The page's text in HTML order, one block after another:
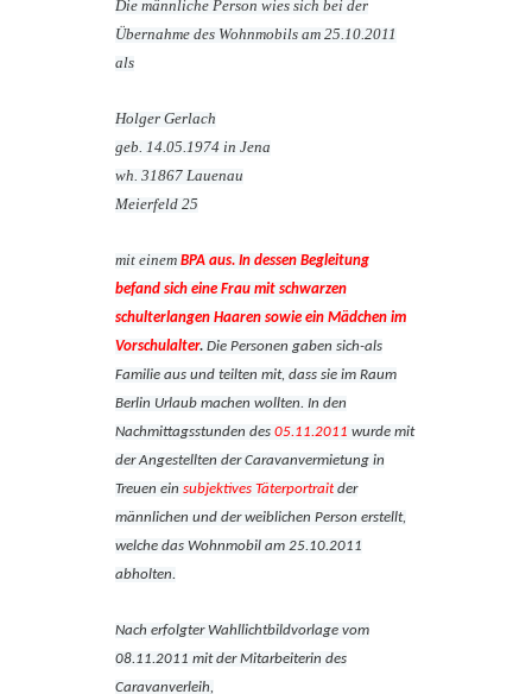
Die männliche Person wies sich bei der
Übernahme des Wohnmobils am 25.10.2011
als
Holger Gerlach
geb. 14.05.1974 in Jena
wh. 31867 Lauenau
Meierfeld 25
mit einem BPA aus. In dessen Begleitung
befand sich eine Frau mit schwarzen
schulterlangen Haaren sowie ein Mädchen im
Vorschulalter. Die Personen gaben sich-als
Familie aus und teilten mit, dass sie im Raum
Berlin Urlaub machen wollten. In den
Nachmittagsstunden des 05.11.2011 wurde mit
der Angestellten der Caravanvermietung in
Treuen ein subjektives Täterportrait der
männlichen und der weiblichen Person erstellt,
welche das Wohnmobil am 25.10.2011
abholten.
Nach erfolgter Wahllichtbildvorlage vom
08.11.2011 mit der Mitarbeiterin des
Caravanverleih,